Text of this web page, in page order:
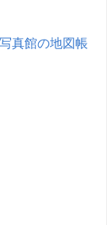
真館の地図帳